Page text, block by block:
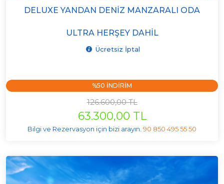
DELUXE YANDAN DENIZ MANZARALI ODA
ULTRA HERŞEY DAHIL
Ücretsiz İptal
%50 INDIRIM
126.600,00 TL
63.300,00 TL
Bilgi ve Rezervasyon için bizi arayın. 90 850 495 55 50